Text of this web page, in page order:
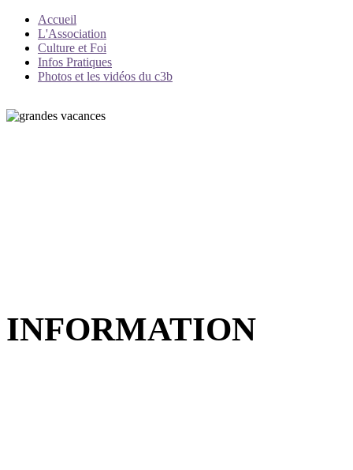
Accueil
L'Association
Culture et Foi
Infos Pratiques
Photos et les vidéos du c3b
INFORMATION